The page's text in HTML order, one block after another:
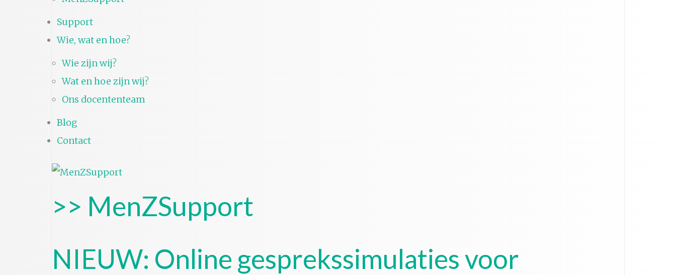
Support
Wie, wat en hoe?
Wie zijn wij?
Wat en hoe zijn wij?
Ons docententeam
Blog
Contact
>> MenZSupport
NIEUW: Online gesprekssimulaties voor